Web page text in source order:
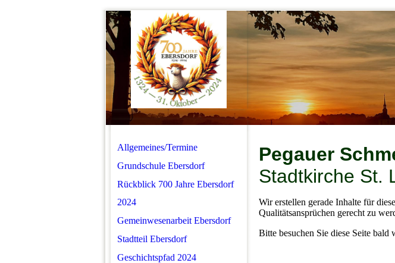
Allgemeines/Termine
Grundschule Ebersdorf
Rückblick 700 Jahre Ebersdorf
2024
Gemeinwesenarbeit Ebersdorf
Stadtteil Ebersdorf
Geschichtspfad 2024
Pegauer
Stadtkirche St.
Wir erstellen gerade Inhalte für
Qualitätsansprüchen gerecht zu
Bitte besuchen Sie diese Seite